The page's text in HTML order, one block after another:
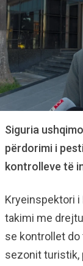
Siguria
përdorimi i
kontrolleve të
Kryeinspektori i
takimi me
se kontrollet
sezonit turistik,